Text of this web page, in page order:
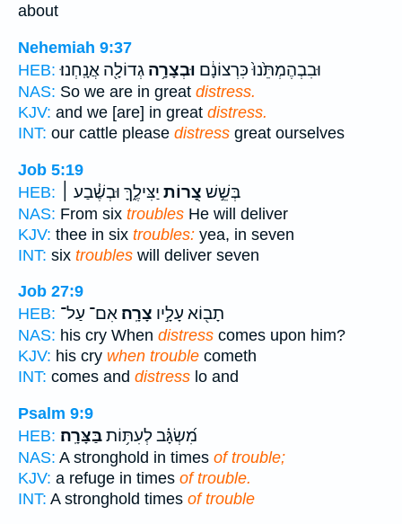
about
Nehemiah 9:37
HEB:
וּבִבְהֶמְתֵּ֙נוּ֙ כִּרְצוֹנָ֔ם וּבְצָרָ֥ה גְדוֹלָ֖ה אֲנָֽחְנוּ׃
NAS: So we are in great distress.
KJV: and we [are] in great distress.
INT: our cattle please distress great ourselves
Job 5:19
HEB:
בְּשֵׁ֣שׁ צָ֭רוֹת יַצִּילֶ֑ךָּ וּבְשֶׁ֓בַע ׀
NAS: From six troubles He will deliver
KJV: thee in six troubles: yea, in seven
INT: six troubles will deliver seven
Job 27:9
HEB:
תָב֖וֹא עָלָ֣יו צָרָֽה׃ אִם־ עַל־
NAS: his cry When distress comes upon him?
KJV: his cry when trouble cometh
INT: comes and distress lo and
Psalm 9:9
HEB:
מִ֝שְׂגָּ֗ב לְעִתּ֥וֹתבַּצָּרָֽה׃
NAS: A stronghold in times of trouble;
KJV: a refuge in times of trouble.
INT: A stronghold times of trouble